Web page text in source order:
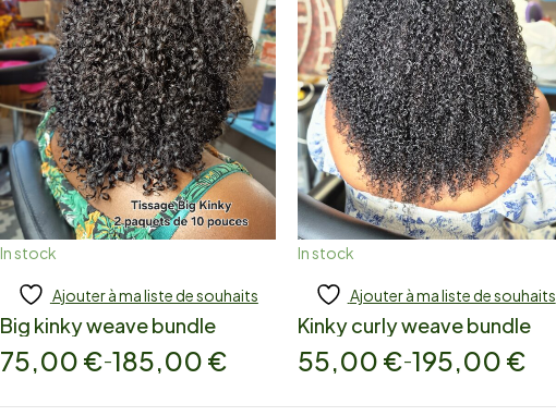
In stock
Add to cart
Ajouter à ma liste de souhaits
Big kinky weave bundle
75,00 €–185,00 €
In stock
Add to cart
Ajouter à ma liste de souhaits
Kinky curly weave bundle
55,00 €–195,00 €